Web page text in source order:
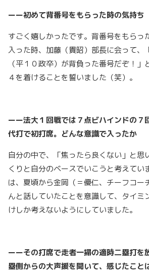
ーー初めて背番号をもらった時の気持ち
すごく嬉しかったです。背番号をもらっ
入った時、加藤（貴昭）部長に会って、
（平１０政卒）が背負った番号だぞ！」
４を着けることを誓いました（笑）。
ーー法大１回戦では７点ビハインドの７
代打で初打席。どんな意識で入ったか
自分の中で、「焦ったら良くない」と思
くりと自分のベースでいこうと考えてい
は、夏頃から金岡（＝優仁、チーフコー
んと話していたことを意識して、タイミ
けしか考えないようにしていました。
ーーその打席で走者一掃の適時二塁打を
塁側からの大声援を聞いて、感じたこと